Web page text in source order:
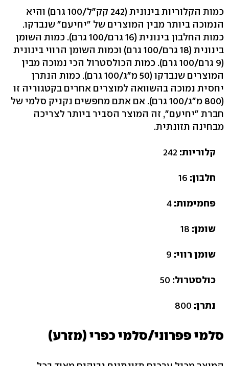
כמות הקלוריות בינונית (242 קק"ל/100 גרם) והיא
הנמוכה ביותר מבין המוצרים של "יחיעם" שנבדקו.
כמות החלבון בינונית (16 גרם/100 גרם). כמות השומן
בינונית (18 גרם/100 גרם) וכמות השומן הרווי בינונית
(9 גרם/100 גרם). כמות הכולסטרול הכי נמוכה מבין
המוצרים שנבדקו (50 מ"ג/100 גרם). כמות הנתרן
יחסית נמוכה בהשוואה למוצרים אחרים בקטגוריה זו
(800 מ"ג/100 גרם). אם אתם מחפשים נקניק סלמי של
חברת "יחיעם", זה המוצר הסביר ביותר לצריכה
מבחינה תזונתית.
קלוריות:
חלבון:
פחמימות:
שומן:
שומן רווי:
כולסטרול:
נתרן:
סלמי פפרוני/סלמי כפרי (מזרע)